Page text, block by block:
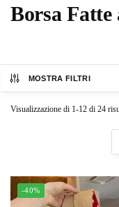
Borsa Fatte
MOSTRA FILTRI
Visualizzazione di 1-12 di 24
-40%